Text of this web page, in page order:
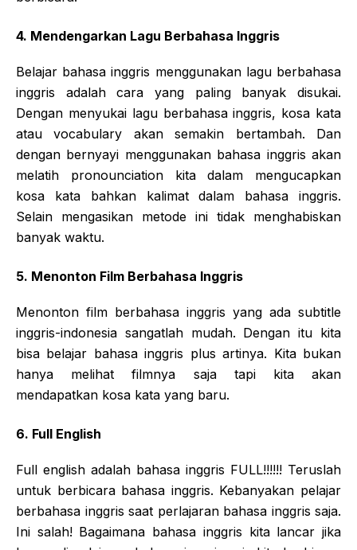
4. Mendengarkan Lagu Berbahasa Inggris
Belajar bahasa inggris menggunakan lagu berbahasa
inggris adalah cara yang paling banyak disukai.
Dengan menyukai lagu berbahasa inggris, kosa kata
atau vocabulary akan semakin bertambah. Dan
dengan bernyayi menggunakan bahasa inggris akan
melatih pronounciation kita dalam mengucapkan
kosa kata bahkan kalimat dalam bahasa inggris.
Selain mengasikan metode ini tidak menghabiskan
banyak waktu.
5. Menonton Film Berbahasa Inggris
Menonton film berbahasa inggris yang ada subtitle
inggris-indonesia sangatlah mudah. Dengan itu kita
bisa belajar bahasa inggris plus artinya. Kita bukan
hanya melihat filmnya saja tapi kita akan
mendapatkan kosa kata yang baru.
6. Full English
Full english adalah bahasa inggris FULL!!!!!! Teruslah
untuk berbicara bahasa inggris. Kebanyakan pelajar
berbahasa inggris saat perlajaran bahasa inggris saja.
Ini salah! Bagaimana bahasa inggris kita lancar jika